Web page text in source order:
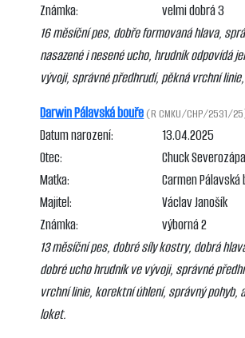
Známka:
velmi dobrá 3
16 měsíční pes, dobře formovaná hlava,
nasazené i nesené ucho, hrudník odpovídá
vývoji, správné předhrudí, pěkná vrchní
Darwin Pálavská bouře (R CMKU/CHP/2531/
Datum narození:
13.04.2025
Otec:
Chuck
Matka:
Carmen Pálavská
Majitel:
Václav Janošík
Známka:
výborná 2
13 měsíční pes, dobré síly kostry, dobrá
dobré ucho hrudník ve vývoji, správné
vrchní linie, korektní úhlení, správný pohyb,
loket.